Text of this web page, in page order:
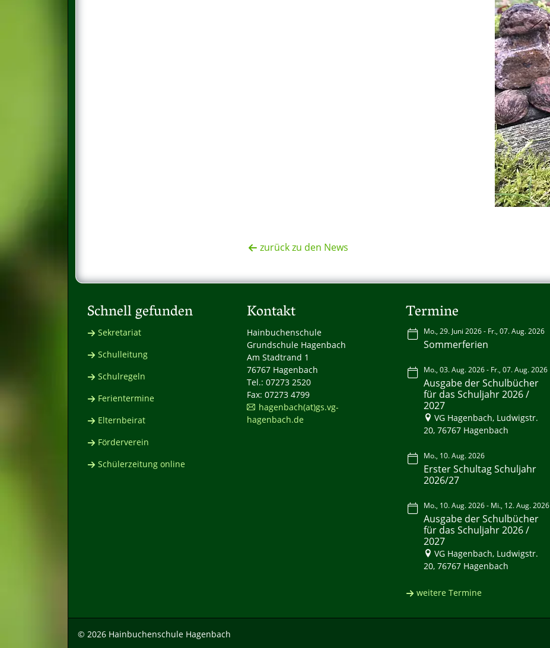
zurück zu den News
Schnell gefunden
Sekretariat
Schulleitung
Schulregeln
Ferientermine
Elternbeirat
Förderverein
Schülerzeitung online
Kontakt
Hainbuchenschule
Grundschule Hagenbach
Am Stadtrand 1
76767 Hagenbach
Tel.: 07273 2520
Fax: 07273 4799
hagenbach(at)gs.vg-
hagenbach.de
Termine
Mo., 29. Juni 2026 - Fr., 07. Aug. 2026
Sommerferien
Mo., 03. Aug. 2026 - Fr., 07. Aug. 2026
Ausgabe der Schulbücher
für das Schuljahr 2026 /
2027
VG Hagenbach, Ludwigstr.
20, 76767 Hagenbach
Mo., 10. Aug. 2026
Erster Schultag Schuljahr
2026/27
Mo., 10. Aug. 2026 - Mi., 12. Aug. 2026
Ausgabe der Schulbücher
für das Schuljahr 2026 /
2027
VG Hagenbach, Ludwigstr.
20, 76767 Hagenbach
weitere Termine
© 2026 Hainbuchenschule Hagenbach